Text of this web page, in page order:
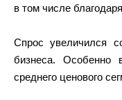
в том числе
Спрос увеличился
бизнеса. Особенно
среднего ценового